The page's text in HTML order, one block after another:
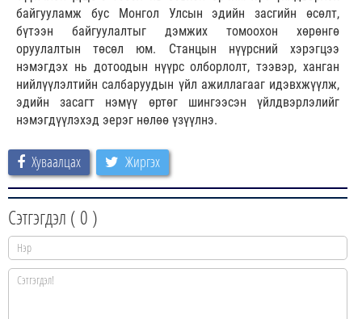
байгууламж бус Монгол Улсын эдийн засгийн өсөлт,
бүтээн байгуулалтыг дэмжих томоохон хөрөнгө
оруулалтын төсөл юм. Станцын нүүрсний хэрэгцээ
нэмэгдэх нь дотоодын нүүрс олборлолт, тээвэр, ханган
нийлүүлэлтийн салбаруудын үйл ажиллагааг идэвхжүүлж,
эдийн засагт нэмүү өртөг шингээсэн үйлдвэрлэлийг
нэмэгдүүлэхэд эерэг нөлөө үзүүлнэ.
Хуваалцах Жиргэх
Сэтгэгдэл ( 0 )